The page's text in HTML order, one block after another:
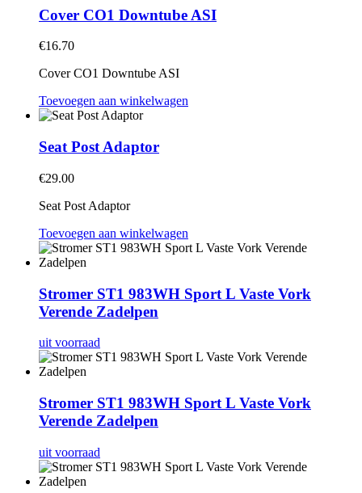
Cover CO1 Downtube ASI
€16.70
Cover CO1 Downtube ASI
Toevoegen aan winkelwagen
Seat Post Adaptor
€29.00
Seat Post Adaptor
Toevoegen aan winkelwagen
Stromer ST1 983WH Sport L Vaste Vork
Verende Zadelpen
uit voorraad
Stromer ST1 983WH Sport L Vaste Vork
Verende Zadelpen
uit voorraad